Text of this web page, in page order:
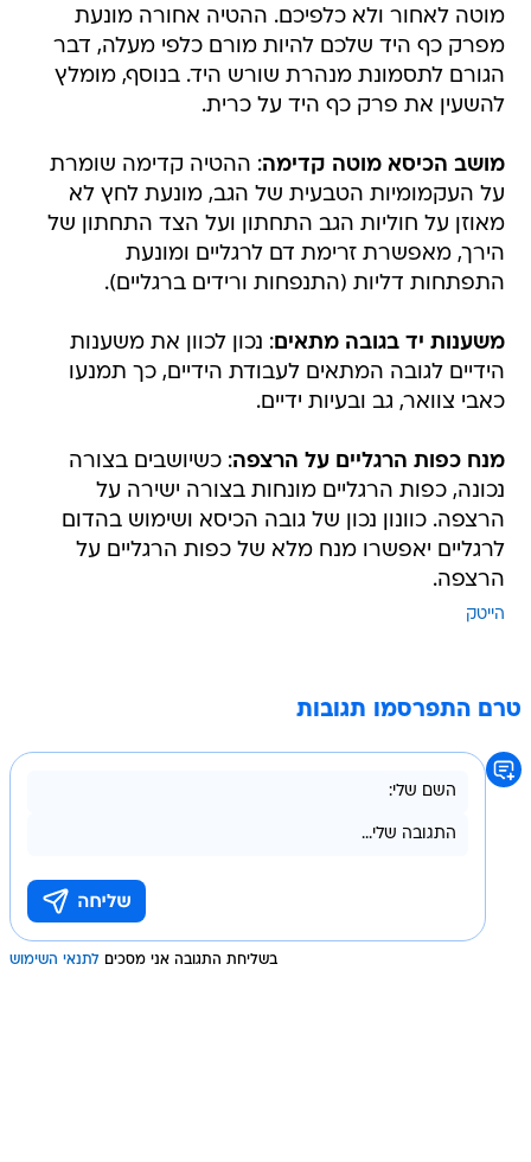
מוטה לאחור ולא כלפיכם. ההטיה אחורה מונעת
מפרק כף היד שלכם להיות מורם כלפי מעלה, דבר
הגורם לתסמונת מנהרת שורש היד. בנוסף, מומלץ
להשעין את פרק כף היד על כרית.
מושב הכיסא מוטה קדימה: ההטיה קדימה שומרת
על העקמומיות הטבעית של הגב, מונעת לחץ לא
מאוזן על חוליות הגב התחתון ועל הצד התחתון של
הירך, מאפשרת זרימת דם לרגליים ומונעת
התפתחות דליות (התנפחות ורידים ברגליים).
משענות יד בגובה מתאים: נכון לכוון את משענות
הידיים לגובה המתאים לעבודת הידיים, כך תמנעו
כאבי צוואר, גב ובעיות ידיים.
מנח כפות הרגליים על הרצפה: כשיושבים בצורה
נכונה, כפות הרגליים מונחות בצורה ישירה על
הרצפה. כוונון נכון של גובה הכיסא ושימוש בהדום
לרגליים יאפשרו מנח מלא של כפות הרגליים על
הרצפה.
הייטק
טרם התפרסמו תגובות
בשליחת התגובה אני מסכים לתנאי השימוש